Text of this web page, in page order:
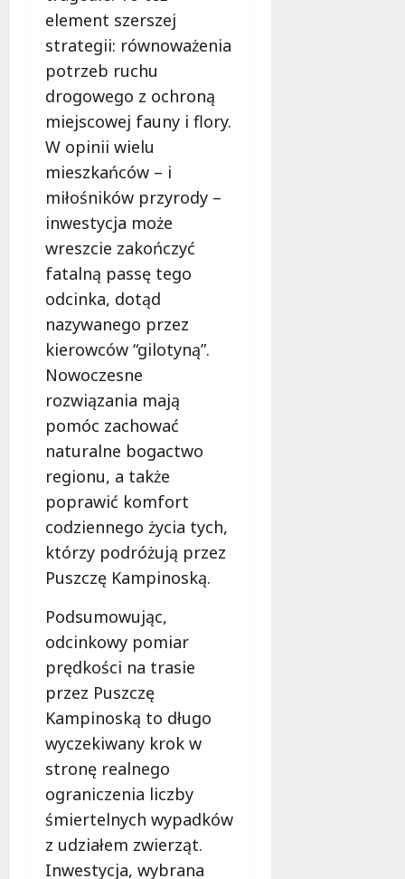
element szerszej
strategii: równoważenia
potrzeb ruchu
drogowego z ochroną
miejscowej fauny i flory.
W opinii wielu
mieszkańców – i
miłośników przyrody –
inwestycja może
wreszcie zakończyć
fatalną passę tego
odcinka, dotąd
nazywanego przez
kierowców “gilotyną”.
Nowoczesne
rozwiązania mają
pomóc zachować
naturalne bogactwo
regionu, a także
poprawić komfort
codziennego życia tych,
którzy podróżują przez
Puszczę Kampinoską.
Podsumowując,
odcinkowy pomiar
prędkości na trasie
przez Puszczę
Kampinoską to długo
wyczekiwany krok w
stronę realnego
ograniczenia liczby
śmiertelnych wypadków
z udziałem zwierząt.
Inwestycja, wybrana